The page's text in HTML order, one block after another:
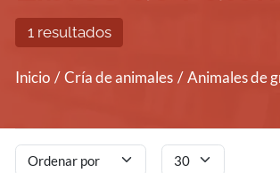
1 resultados
Inicio Cría de animales Animales de